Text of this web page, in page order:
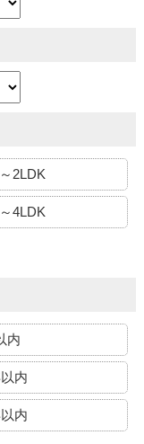
2LDK
4LDK
内
内
内